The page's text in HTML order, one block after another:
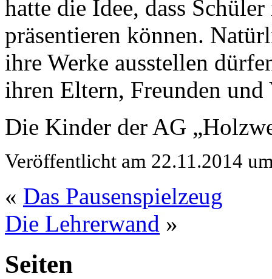
hatte die Idee, dass
präsentieren können.
ihre Werke ausstellen
ihren Eltern, Freunden
Die Kinder der AG
Veröffentlicht am 22.11.2014
« Das Pausenspielzeug
Die Lehrerwand »
Seiten